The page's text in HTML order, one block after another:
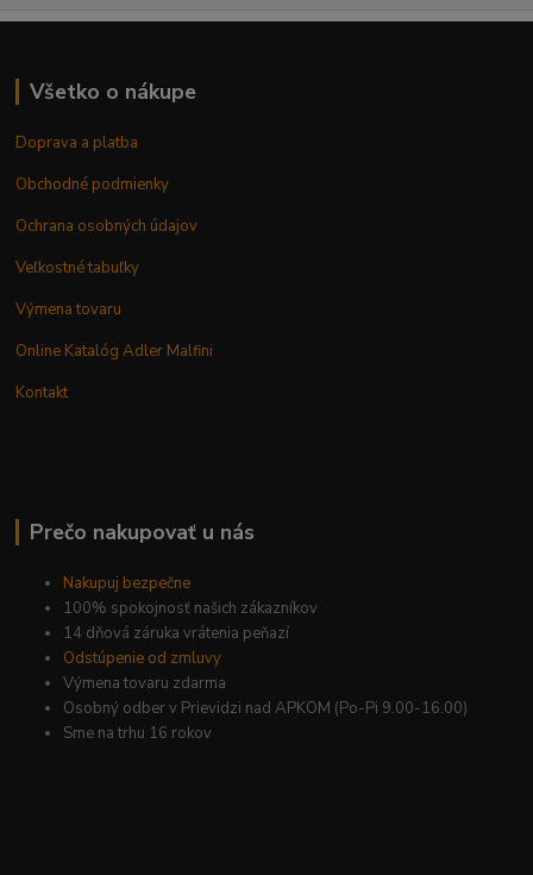
Všetko o nákupe
Doprava a platba
Obchodné podmienky
Ochrana osobných údajov
Veľkostné tabuľky
Výmena tovaru
Online Katalóg Adler Malfini
Kontakt
Prečo nakupovať u nás
Nakupuj bezpečne
100% spokojnosť našich zákazníkov
14 dňová záruka vrátenia peňazí
Odstúpenie od zmluvy
Výmena tovaru zdarma
Osobný odber v Prievidzi nad APKOM (Po-Pi 9.00-16.00)
Sme na trhu 16 rokov